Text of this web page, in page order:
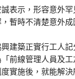
表示，形容意外
暫時不清楚意外成
建築正實行工人
前線管理人員及
實施後，就能解